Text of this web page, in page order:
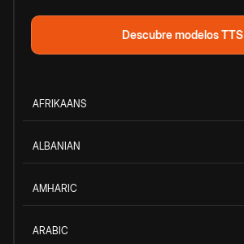
Descubre modelos TTS
AFRIKAANS
ALBANIAN
AMHARIC
ARABIC